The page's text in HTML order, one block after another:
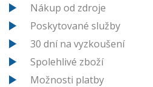
Nákup od zdroje
Poskytované služby
30 dní na vyzkoušení
Spolehlivé zboží
Možnosti platby